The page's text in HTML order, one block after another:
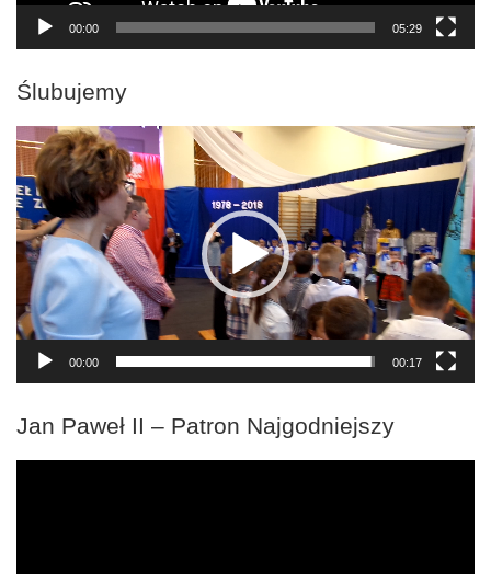
00:00 05:29
Ślubujemy
Odtwarzacz
video
00:00 00:17
Jan Paweł II – Patron Najgodniejszy